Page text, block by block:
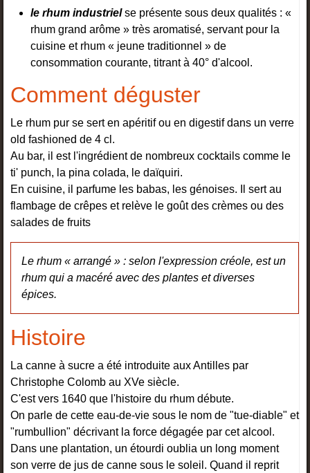
le rhum industriel se présente sous deux qualités : «
rhum grand arôme » très aromatisé, servant pour la
cuisine et rhum « jeune traditionnel » de
consommation courante, titrant à 40° d'alcool.
Comment déguster
Le rhum pur se sert en apéritif ou en digestif dans un verre
old fashioned de 4 cl.
Au bar, il est l'ingrédient de nombreux cocktails comme le
ti' punch, la pina colada, le daïquiri.
En cuisine, il parfume les babas, les génoises. Il sert au
flambage de crêpes et relève le goût des crèmes ou des
salades de fruits
Le rhum « arrangé » : selon l'expression créole, est un
rhum qui a macéré avec des plantes et diverses
épices.
Histoire
La canne à sucre a été introduite aux Antilles par
Christophe Colomb au XVe siècle.
C'est vers 1640 que l'histoire du rhum débute.
On parle de cette eau-de-vie sous le nom de "tue-diable" et
"rumbullion" décrivant la force dégagée par cet alcool.
Dans une plantation, un étourdi oublia un long moment
son verre de jus de canne sous le soleil. Quand il reprit